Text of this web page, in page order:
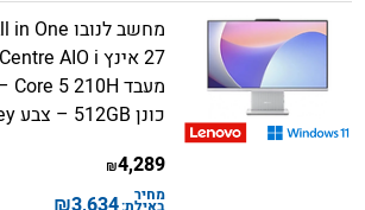
כונן 512GB – צבע Cloud Grey
4,289
₪
מחיר